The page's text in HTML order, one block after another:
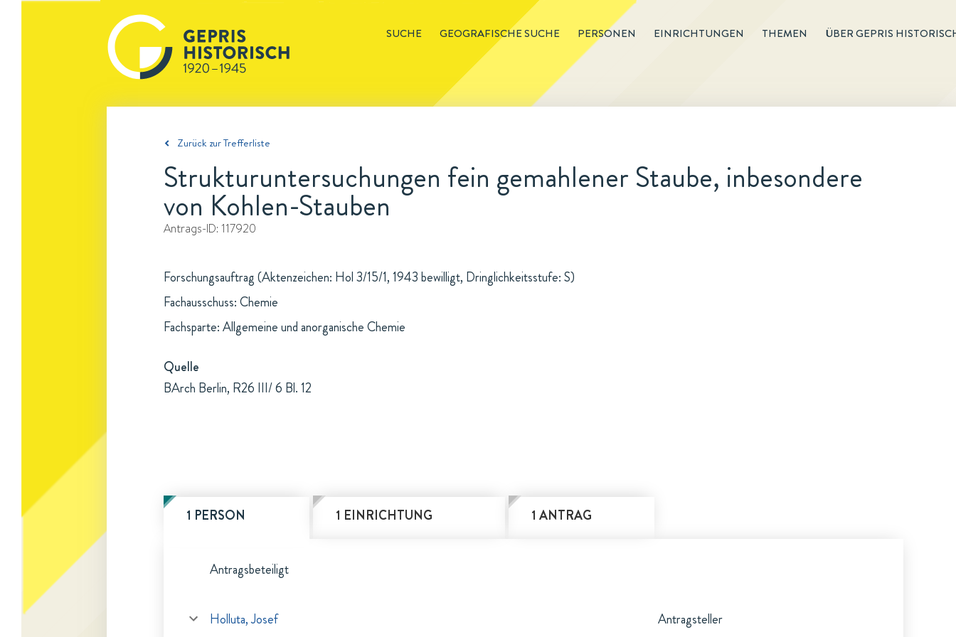
SUCHE GEOGRAFISCHE SUCHE PERSONEN EINRICHTUNGEN THEMEN ÜBER GEPRIS
Zurück zur Trefferliste
Strukturuntersuchungen fein gemahlener Staube, inbesondere
von Kohlen-Stauben
Antrags-ID: 117920
Forschungsauftrag (Aktenzeichen: Hol 3/15/1, 1943 bewilligt, Dringlichkeitsstufe: S)
Fachausschuss: Chemie
Fachsparte: Allgemeine und anorganische Chemie
Quelle
BArch Berlin, R26 III/ 6 Bl. 12
1 PERSON 1 EINRICHTUNG 1 ANTRAG
Antragsbeteiligt
Holluta, Josef Antragsteller